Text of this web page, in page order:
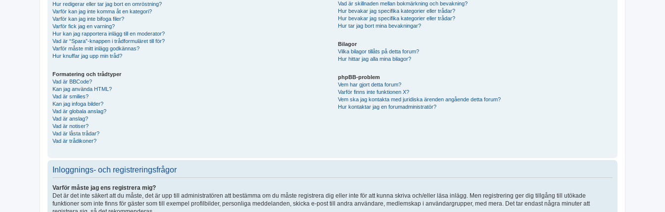
Hur redigerar eller tar jag bort en omröstning?
Varför kan jag inte komma åt en kategori?
Varför kan jag inte bifoga filer?
Varför fick jag en varning?
Hur kan jag rapportera inlägg till en moderator?
Vad är “Spara”-knappen i trådformuläret till för?
Varför måste mitt inlägg godkännas?
Hur knuffar jag upp min tråd?
Formatering och trådtyper
Vad är BBCode?
Kan jag använda HTML?
Vad är smilies?
Kan jag infoga bilder?
Vad är globala anslag?
Vad är anslag?
Vad är notiser?
Vad är låsta trådar?
Vad är trådikoner?
Vad är skillnaden mellan bokmärkning och bevakning?
Hur bevakar jag specifika kategorier eller trådar?
Hur bevakar jag specifika kategorier eller trådar?
Hur tar jag bort mina bevakningar?
Bilagor
Vilka bilagor tillåts på detta forum?
Hur hittar jag alla mina bilagor?
phpBB-problem
Vem har gjort detta forum?
Varför finns inte funktionen X?
Vem ska jag kontakta med juridiska ärenden angående detta forum?
Hur kontaktar jag en forumadministratör?
Inloggnings- och registreringsfrågor
Varför måste jag ens registrera mig?
Det är det inte säkert att du måste, det är upp till administratören att bestämma om du måste registrera dig eller inte för att kunna skriva och/eller läsa inlägg. Men registrering ger dig tillgång till utökade
funktioner som inte finns för gäster som till exempel profilbilder, personliga meddelanden, skicka e-post till andra användare, medlemskap i användargrupper, med mera. Det tar endast några minuter att